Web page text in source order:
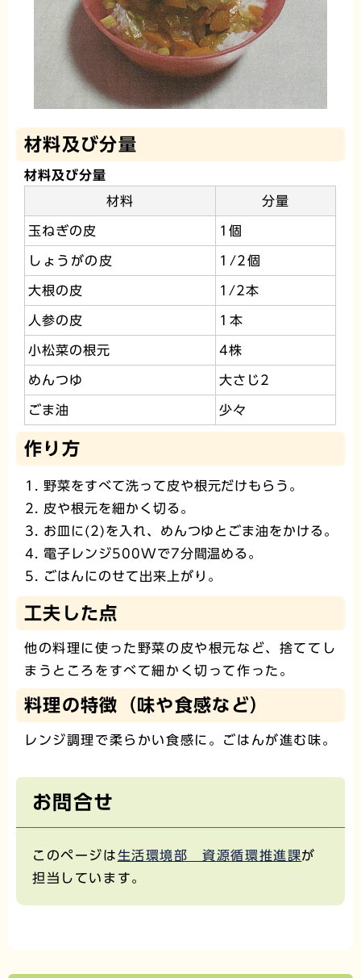
材料及び分量
材料及び分量
材料
分量
玉ねぎの皮 1個
しょうがの皮 1/2個
大根の皮 1/2本
人参の皮 1本
小松菜の根元 4株
めんつゆ 大さじ2
ごま油 少々
作り方
野菜をすべて洗って皮や根元だけもらう。
皮や根元を細かく切る。
お皿に(2)を入れ、めんつゆとごま油をかける。
電子レンジ500Wで7分間温める。
ごはんにのせて出来上がり。
工夫した点
他の料理に使った野菜の皮や根元など、捨ててし
まうところをすべて細かく切って作った。
料理の特徴（味や食感など）
レンジ調理で柔らかい食感に。ごはんが進む味。
お問合せ
このページは生活環境部 資源循環推進課が
担当しています。